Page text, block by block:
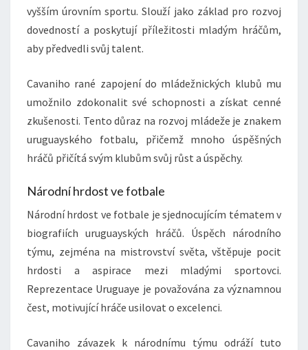
vyšším úrovním sportu. Slouží jako základ pro rozvoj
dovedností a poskytují příležitosti mladým hráčům,
aby předvedli svůj talent.
Cavaniho rané zapojení do mládežnických klubů mu
umožnilo zdokonalit své schopnosti a získat cenné
zkušenosti. Tento důraz na rozvoj mládeže je znakem
uruguayského fotbalu, přičemž mnoho úspěšných
hráčů přičítá svým klubům svůj růst a úspěchy.
Národní hrdost ve fotbale
Národní hrdost ve fotbale je sjednocujícím tématem v
biografiích uruguayských hráčů. Úspěch národního
týmu, zejména na mistrovství světa, vštěpuje pocit
hrdosti a aspirace mezi mladými sportovci.
Reprezentace Uruguaye je považována za významnou
čest, motivující hráče usilovat o excelenci.
Cavaniho závazek k národnímu týmu odráží tuto